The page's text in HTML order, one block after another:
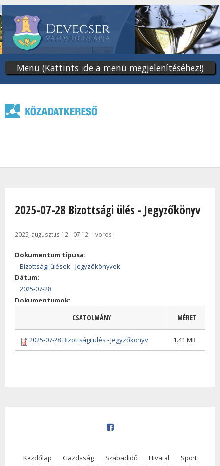
tartalomra
Menü (Kattints ide a menü megjelenítéséhez!)
2025-07-28 Bizottsági ülés - Jegyzőkönyv
2025, augusztus 12 - 07:12 --voros
Dokumentum típusa:
Bizottsági ülések
Jegyzőkönyvek
Dátum:
2025-07-28
Dokumentumok:
CSATOLMÁNY MÉRET
2025-07-28 Bizottsági ülés - Jegyzőkönyv 1.41 MB
Kezdőlap Gazdaság Szabadidő Hivatal
Sport